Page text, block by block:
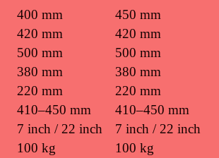
400 mm
450 mm
420 mm
420 mm
500 mm
500 mm
380 mm
380 mm
220 mm
220 mm
410–450 mm
410–450 mm
7 inch / 22 inch
7 inch / 22 inch
100 kg
100 kg